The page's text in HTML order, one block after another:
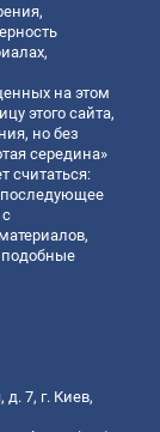
на этом
этого сайта,
но без
середина»
считаться:
последующее
подобные
7, г. Киев,